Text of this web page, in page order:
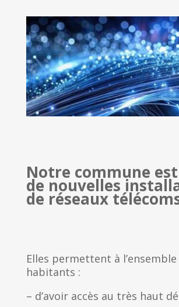
Notre commune
de nouvelles
de réseaux
Elles permettent à l’ensemble
habitants :
– d’avoir accès au très haut